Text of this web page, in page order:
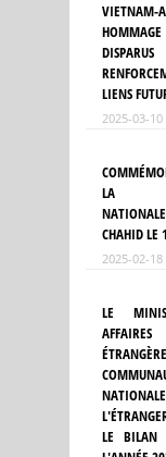
LIENS
2025-03-10
LA
CHAHID LE
2025-02-18
LE
AFFAIRES
LE BILAN